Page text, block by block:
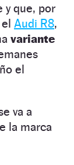
y que, por
Audi R8,
variante
el
va a
la marca